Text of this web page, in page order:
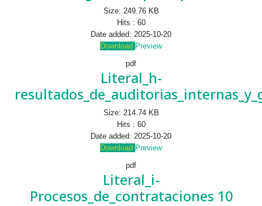
Size: 249.76 KB
Hits : 60
Date added: 2025-10-20
Download Preview
pdf
Literal_h-
Size: 214.74 KB
Hits : 60
Date added: 2025-10-20
Download Preview
pdf
Literal_i-
Procesos_de_contrataciones 10